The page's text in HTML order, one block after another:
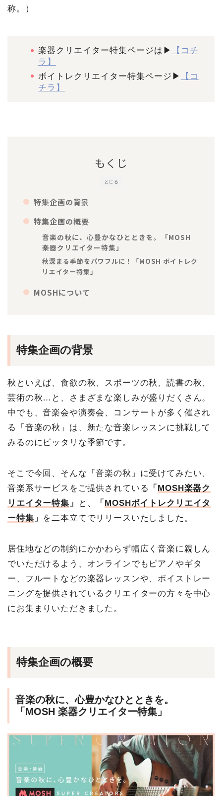
称。）
楽器クリエイター特集ページは▶︎
【コチ
ラ】
ボイトレクリエイター特集ページ▶︎
【コ
チラ】
とじる
もくじ
特集企画の背景
特集企画の概要
音楽の秋に、心豊かなひとときを。「MOSH
楽器クリエイター特集」
秋深まる季節をパワフルに！「MOSH ボイトレク
リエイター特集」
MOSHについて
特集企画の背景
秋といえば、食欲の秋、スポーツの秋、読書の秋、
芸術の秋…と、さまざまな楽しみが盛りだくさん。
中でも、音楽会や演奏会、コンサートが多く催され
る「音楽の秋」は、新たな音楽レッスンに挑戦して
みるのにピッタリな季節です。
そこで今回、そんな「音楽の秋」に受けてみたい、
音楽系サービスをご提供されている
「 MOSH楽器ク
リエイター特集 」 と、 「 MOSHボイトレクリエイタ
ー特集 」 を二本立てでリリースいたしました。
居住地などの制約にかかわらず幅広く音楽に親しん
でいただけるよう、オンラインでもピアノやギタ
ー、フルートなどの楽器レッスンや、ボイストレー
ニングを提供されているクリエイターの方々を中心
にお集まりいただきました。
特集企画の概要
音楽の秋に、心豊かなひとときを。
「MOSH 楽器クリエイター特集」